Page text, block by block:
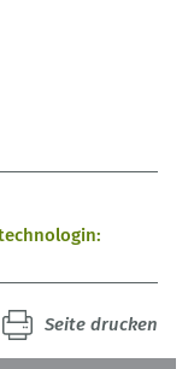
Seite drucken